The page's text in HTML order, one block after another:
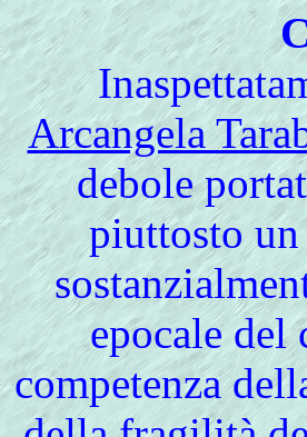
Arcangela
debole
piuttosto
epocale del
competenza